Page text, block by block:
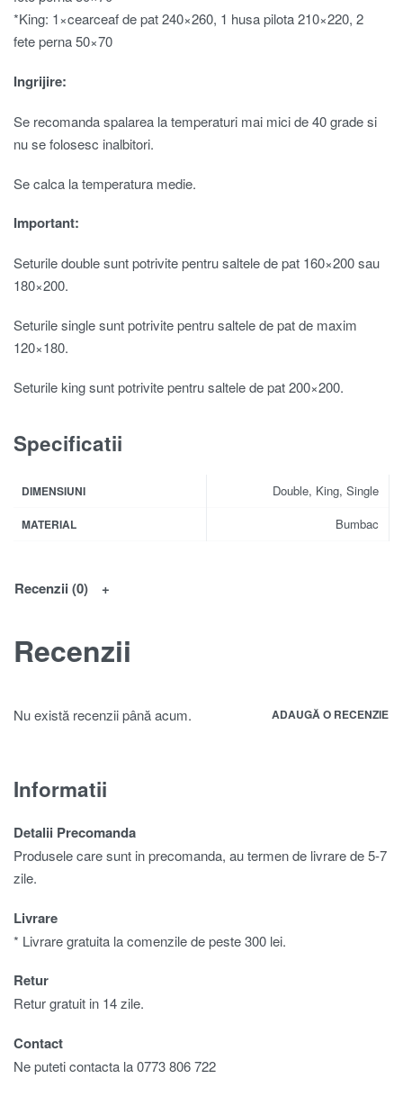
*King: 1×cearceaf de pat 240×260, 1 husa pilota 210×220, 2
fete perna 50×70
Ingrijire:
Se recomanda spalarea la temperaturi mai mici de 40 grade si
nu se folosesc inalbitori.
Se calca la temperatura medie.
Important:
Seturile double sunt potrivite pentru saltele de pat 160×200 sau
180×200.
Seturile single sunt potrivite pentru saltele de pat de maxim
120×180.
Seturile king sunt potrivite pentru saltele de pat 200×200.
Specificatii
DIMENSIUNI Double, King, Single
MATERIAL Bumbac
Recenzii (0)
Recenzii
Nu există recenzii până acum. ADAUGĂ O RECENZIE
Informatii
Detalii Precomanda
Produsele care sunt in precomanda, au termen de livrare de 5-7
zile.
Livrare
* Livrare gratuita la comenzile de peste 300 lei.
Retur
Retur gratuit in 14 zile.
Contact
Ne puteti contacta la 0773 806 722